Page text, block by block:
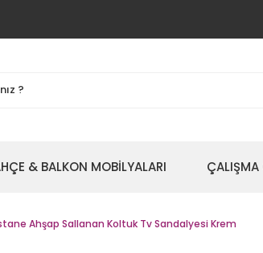
& BALKON MOBİLYALARI ÇALIŞMA
Ahşap Sallanan Koltuk Tv Sandalyesi Krem